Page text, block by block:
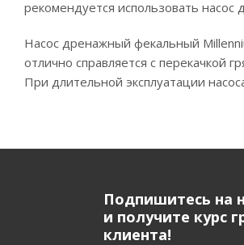
рекомендуется использовать насос
Насос дренажный фекальный
отлично справляется с перекачкой
При длительной эксплуатации
Подпишитесь на
и получите курс
клиента!